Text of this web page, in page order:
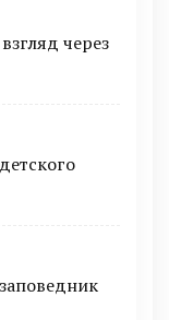
через